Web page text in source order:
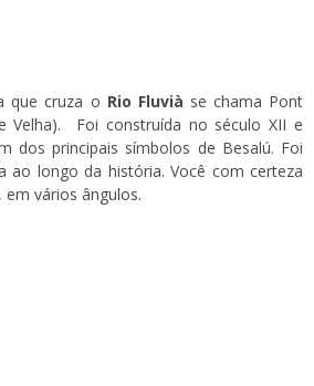
que cruza o Rio Fluvià se chama Pont
Velha). Foi construída no século XII e
dos principais símbolos de Besalú. Foi
ao longo da história. Você com certeza
vários ângulos.